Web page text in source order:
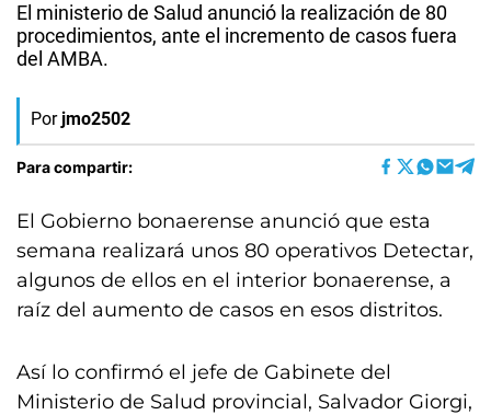
El ministerio de Salud anunció la realización de 80
procedimientos, ante el incremento de casos fuera
del AMBA.
Por jmo2502
Para compartir:
El Gobierno bonaerense anunció que esta
semana realizará unos 80 operativos Detectar,
algunos de ellos en el interior bonaerense, a
raíz del aumento de casos en esos distritos.
Así lo confirmó el jefe de Gabinete del
Ministerio de Salud provincial, Salvador Giorgi,